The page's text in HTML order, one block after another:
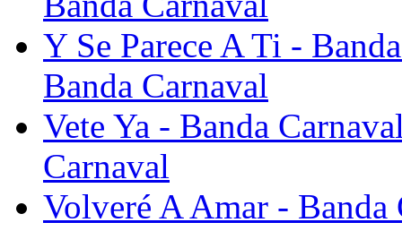
Y Se Parece A Ti -
Banda Carnaval
Vete Ya - Banda
Carnaval
Volveré A Amar -